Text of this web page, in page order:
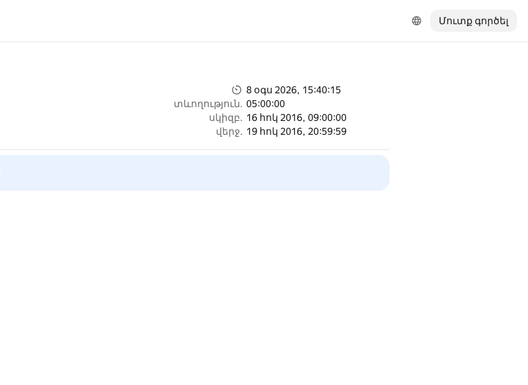
Մուտք գործել
8 օգս 2026, 15:40:15
տևողություն. 05:00:00
սկիզբ. 16 հոկ 2016, 09:00:00
վերջ. 19 հոկ 2016, 20:59:59